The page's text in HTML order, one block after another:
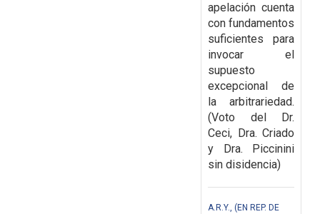
apelación cuenta
con fundamentos
suficientes para
invocar el
supuesto
excepcional de
la arbitrariedad.
(Voto del Dr.
Ceci, Dra. Criado
y Dra. Piccinini
sin disidencia)
A.R.Y., (EN REP. DE